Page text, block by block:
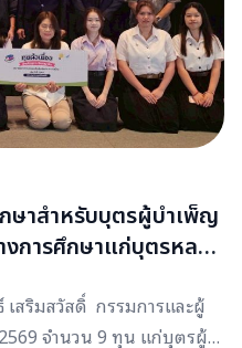
นดาลใจให้รุ่นน้องเห็นว่า
ดสู่อนาคตที่มั่นคงได้จริง มูล
ได้หมายถึงเพียงการ
วยให้เยาวชนค้นพบศักยภาพ
และคนดี” มีความมั่นใจ
ป็นกำลังสำคัญของประเทศ
กหนึ่งพื้นที่การเรียนรู้ที่ช่วย
และแรงบันดาลใจ ก่อนออก
ษาสำหรับบุตรผู้บำเพ็ญ
การศึกษาแก่บุตรหลาน
สริมสวัสดิ์ กรรมการและผู้
จำนวน 9 ทุน แก่บุตรผู้